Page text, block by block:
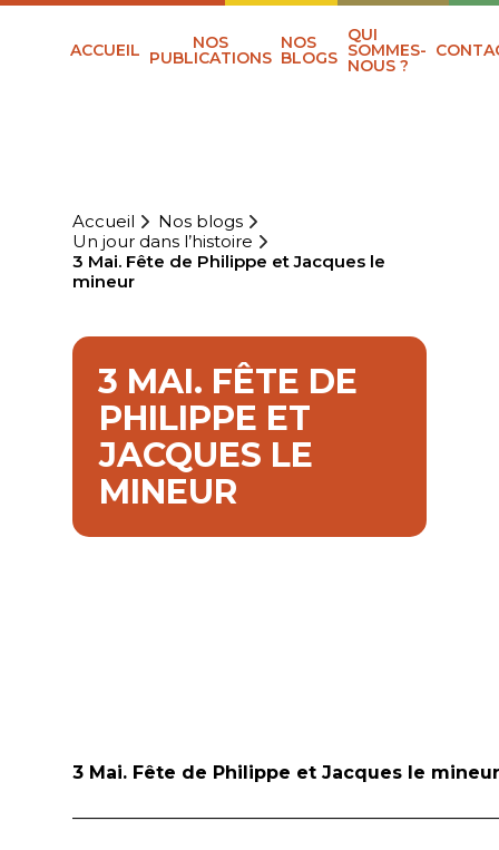
ACCUEIL NOS
PUBLICATIONS
NOS
BLOGS
QUI
SOMMES-
NOUS ?
Accueil
Nos blogs
Un jour dans l’histoire
3 Mai. Fête de Philippe et Jacques le
mineur
3 MAI. FÊTE DE
PHILIPPE ET
JACQUES LE
MINEUR
3 Mai. Fête de Philippe et Jacques le mineur